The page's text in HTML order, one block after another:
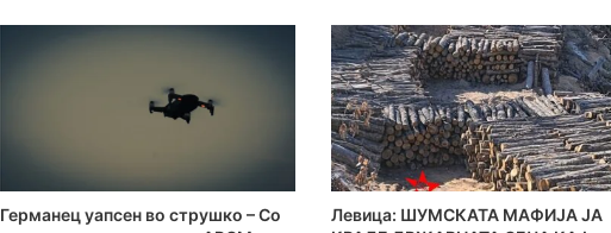
Германец уапсен во струшко – Со
Левица: ШУМСКАТА МАФИЈА ЈА